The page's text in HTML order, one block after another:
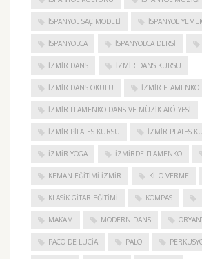
İSPANYOL SAÇ MODELI İSPANYOL
İSPANYOLCA İSPANYOLCA DERSI
IZMIR DANS IZMIR DANS KURSU
IZMIR DANS OKULU IZMIR FLAMENKO
İZMIR FLAMENKO DANS VE MÜZIK ATÖLYESI
İZMIR PILATES KURSU İZMIR PLATES
İZMIR YOGA IZMIRDE FLAMENKO
KEMAN EĞITIMI İZMIR KILO VERME
KLASIK GITAR EĞITIMI KOMPAS
MAKAM MODERN DANS
PACO DE LUCIA PALO